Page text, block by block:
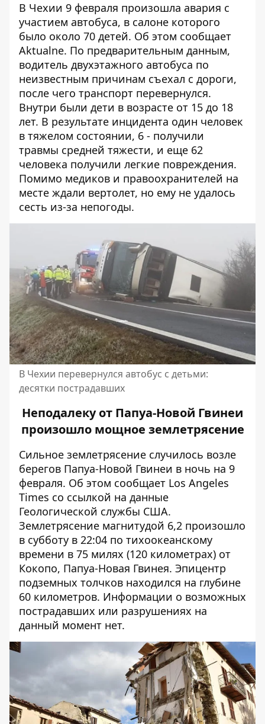
В Чехии 9 февраля произошла авария с
участием автобуса, в салоне которого
было около 70 детей. Об этом сообщает
Aktualne. По предварительным данным,
водитель двухэтажного автобуса по
неизвестным причинам съехал с дороги,
после чего транспорт перевернулся.
Внутри были дети в возрасте от 15 до 18
лет. В результате инцидента один человек
в тяжелом состоянии, 6 - получили
травмы средней тяжести, и еще 62
человека получили легкие повреждения.
Помимо медиков и правоохранителей на
месте ждали вертолет, но ему не удалось
сесть из-за непогоды.
В Чехии перевернулся автобус с детьми:
десятки пострадавших
Неподалеку от Папуа-Новой Гвинеи
произошло мощное землетрясение
Сильное землетрясение случилось возле
берегов Папуа-Новой Гвинеи в ночь на 9
февраля. Об этом сообщает Los Angeles
Times со ссылкой на данные
Геологической службы США.
Землетрясение магнитудой 6,2 произошло
в субботу в 22:04 по тихоокеанскому
времени в 75 милях (120 километрах) от
Кокопо, Папуа-Новая Гвинея. Эпицентр
подземных толчков находился на глубине
60 километров. Информации о возможных
пострадавших или разрушениях на
данный момент нет.